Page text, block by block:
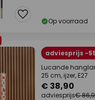
Op voorraad
adviesprijs -
Lucande
25 cm, ijzer, E27
€ 38,90
adviesprijs€